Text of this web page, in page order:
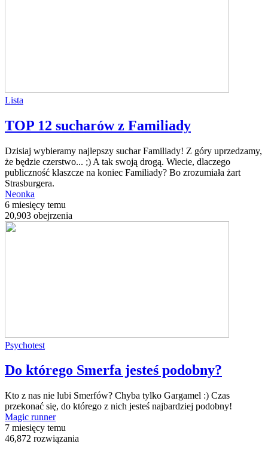
Lista
TOP 12 sucharów z Familiady
Dzisiaj wybieramy najlepszy suchar Familiady! Z góry uprzedzamy,
że będzie czerstwo... ;) A tak swoją drogą. Wiecie, dlaczego
publiczność klaszcze na koniec Familiady? Bo zrozumiała żart
Strasburgera.
Neonka
6 miesięcy temu
20,903 obejrzenia
Psychotest
Do którego Smerfa jesteś podobny?
Kto z nas nie lubi Smerfów? Chyba tylko Gargamel :) Czas
przekonać się, do którego z nich jesteś najbardziej podobny!
Magic runner
7 miesięcy temu
46,872 rozwiązania